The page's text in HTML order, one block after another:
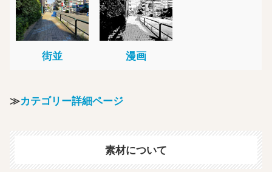
街並 漫画
≫カテゴリー詳細ページ
素材について